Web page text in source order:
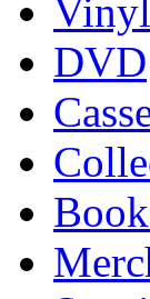
Vinyl
DVD